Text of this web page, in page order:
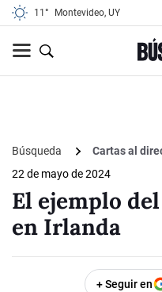
11° Montevideo, UY
Búsqueda
Cartas al
22 de mayo de 2024
El ejemplo
en Irlanda
+ Seguir en